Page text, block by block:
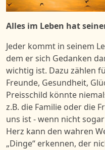
Alles im Leben hats
Jeder kommt in seinem
dem er sich Gedanken
wichtig ist. Dazu zählen
Freunde, Gesundheit,
Preisschild könnte
z.B. die Familie oder die
uns ist - wenn nicht
Herz kann den wahren
„Dinge“ erkennen, der